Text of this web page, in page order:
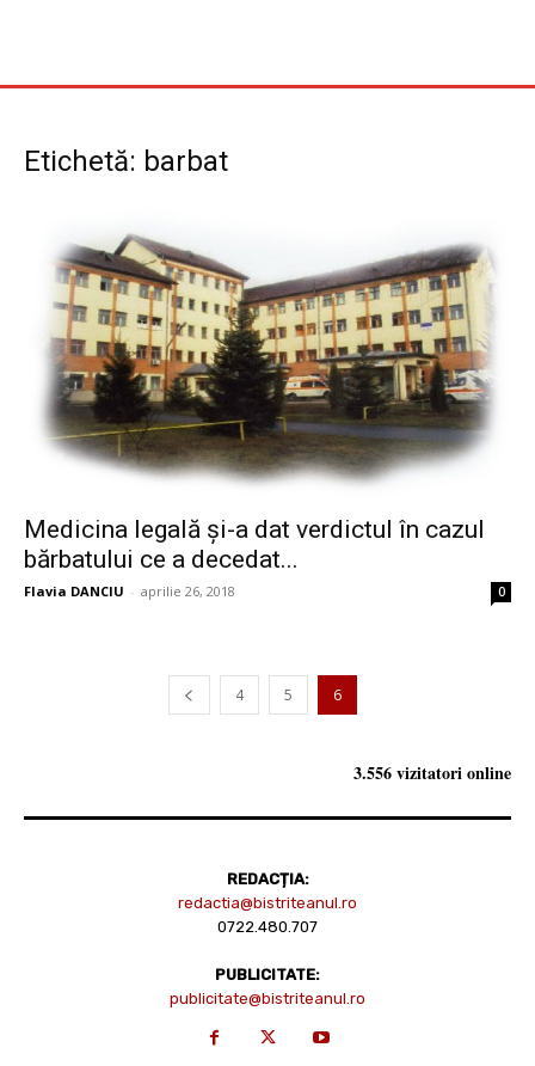
Etichetă: barbat
Medicina legală și-a dat verdictul în cazul
bărbatului ce a decedat...
Flavia DANCIU - aprilie 26, 2018 0
4 5 6
3.556 vizitatori online
REDACȚIA:
redactia@bistriteanul.ro
0722.480.707
PUBLICITATE:
publicitate@bistriteanul.ro